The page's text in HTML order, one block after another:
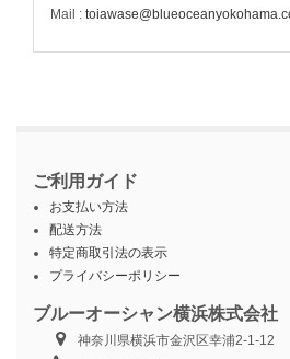
Mail :
ご利用ガイド
お支払い方法
配送方法
特定商取引法の表示
プライバシーポリシー
ブルーオーシャン横浜株式会社
神奈川県横浜市金沢区幸浦2-1-12